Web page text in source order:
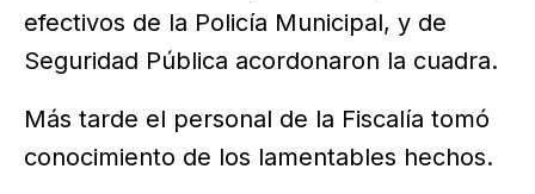
efectivos de la Policía Municipal, y de
Seguridad Pública acordonaron la cuadra.
Más tarde el personal de la Fiscalía tomó
conocimiento de los lamentables hechos.